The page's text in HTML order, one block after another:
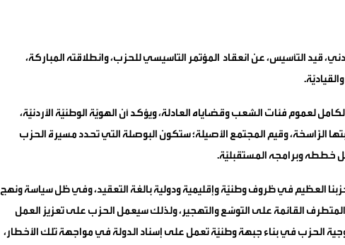
قيد التأسيس، عن انعقاد المؤتمر التاسيسي للحزب، وانطلاقته المباركة،
لعموم فئات الشعب وقضاياه العادلة، ويؤكد أن الهويّة الوطنيّة الأردنيّة،
الرَّاسخة، وقيم المجتمع الأصيلة؛ ستكون البوصلة التي تحدد مسيرة الحزب
خططه وبرامجه المستقبليّة.
العظيم في ظروف وطنيّة وإقليمية ودولية بالغة التعقيد، وفي ظل سياسة ونهج
القائمة على التوسّع والتهجير، ولذلك سيعمل الحزب على تعزيز العمل
الحزب في بناء جبهة وطنيّة تعمل على إسناد الدولة في مواجهة تلك الأخطار،